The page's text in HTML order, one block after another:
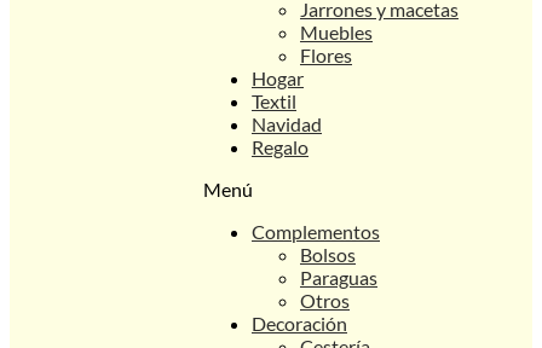
Jarrones y macetas
Muebles
Flores
Hogar
Textil
Navidad
Regalo
Menú
Complementos
Bolsos
Paraguas
Otros
Decoración